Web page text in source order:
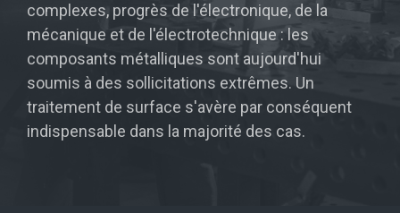
complexes, progrès de l'électronique, de la
mécanique et de l'électrotechnique : les
composants métalliques sont aujourd'hui
soumis à des sollicitations extrêmes. Un
traitement de surface s'avère par conséquent
indispensable dans la majorité des cas.